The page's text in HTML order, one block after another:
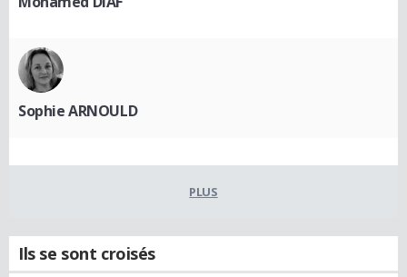
Sophie ARNOULD
PLUS
Ils se sont croisés